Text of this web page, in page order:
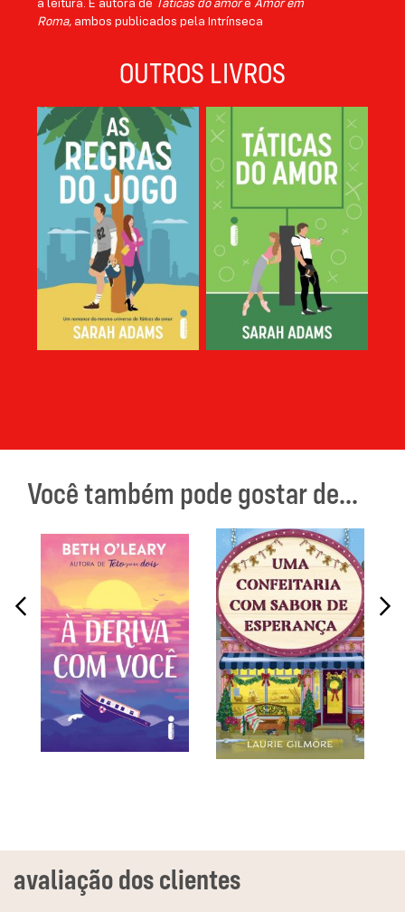
Roma, ambos publicados pela Intrínseca
OUTROS LIVROS
Você também pode gostar de...